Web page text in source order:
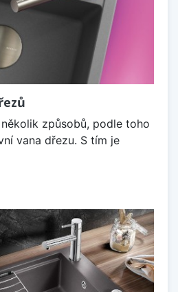
způsobů, podle toho
vana dřezu. S tím je